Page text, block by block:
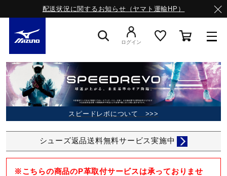
配送状況に関するお知らせ（ヤマト運輸HP）
スニーカー
ライフスタイルウエア
ランニング
ログイン
スピードレボについて >>>
シューズ返品送料無料サービス実施中
※こちらの商品のP革取付サービスは承っておりませ